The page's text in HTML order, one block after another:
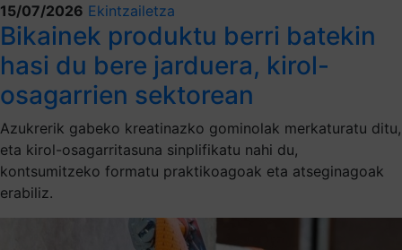
15/07/2026 Ekintzailetza
Bikainek produktu berri batekin
hasi du bere jarduera, kirol-
osagarrien sektorean
Azukrerik gabeko kreatinazko gominolak merkaturatu ditu,
eta kirol-osagarritasuna sinplifikatu nahi du,
kontsumitzeko formatu praktikoagoak eta atseginagoak
erabiliz.